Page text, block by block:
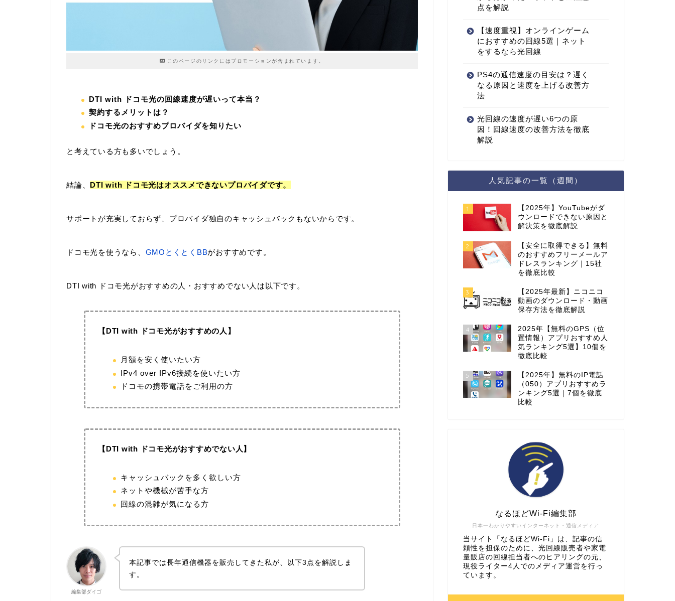
このページのリンクにはプロモーションが含まれています。
DTI with ドコモ光の回線速度が遅いって本当？
契約するメリットは？
ドコモ光のおすすめプロバイダを知りたい
と考えている方も多いでしょう。
結論、 DTI with ドコモ光はオススメできないプロバイダです。
サポートが充実しておらず、プロバイダ独自のキャッシュバックもないからです。
ドコモ光を使うなら、 GMOとくとくBBがおすすめです。
DTI with ドコモ光がおすすめの人・おすすめでない人は以下です。
【DTI with ドコモ光がおすすめの人】
月額を安く使いたい方
IPv4 over IPv6接続を使いたい方
ドコモの携帯電話をご利用の方
【DTI with ドコモ光がおすすめでない人】
キャッシュバックを多く欲しい方
ネットや機械が苦手な方
回線の混雑が気になる方
編集部ダイゴ
本記事では長年通信機器を販売してきた私が、以下3点を解説しま
す。
点を解説
【速度重視】オンラインゲーム
におすすめの回線5選｜ネット
をするなら光回線
PS4の通信速度の目安は？遅く
なる原因と速度を上げる改善方
法
光回線の速度が遅い6つの原
因！回線速度の改善方法を徹底
解説
人気記事の一覧（週間）
1
【2025年】YouTubeがダ
ウンロードできない原因と
解決策を徹底解説
2
【安全に取得できる】無料
のおすすめフリーメールア
ドレスランキング｜15社
を徹底比較
3
【2025年最新】ニコニコ
動画のダウンロード・動画
保存方法を徹底解説
4
2025年【無料のGPS（位
置情報）アプリおすすめ人
気ランキング5選】10個を
徹底比較
5
【2025年】無料のIP電話
（050）アプリおすすめラ
ンキング5選｜7個を徹底
比較
日本一わかりやすいインターネット・通信メディア
なるほどWi-Fi編集部
当サイト「なるほどWi-Fi」は、記事の信
頼性を担保のために、光回線販売者や家電
量販店の回線担当者へのヒアリングの元、
現役ライター4人でのメディア運営を行っ
ています。